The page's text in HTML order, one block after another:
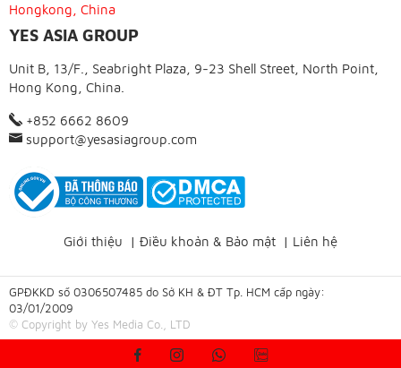
Hongkong, China
YES ASIA GROUP
Unit B, 13/F., Seabright Plaza, 9-23 Shell Street, North Point,
Hong Kong, China.
+852 6662 8609
support@yesasiagroup.com
Giới thiệu | Điều khoản & Bảo mật | Liên hệ
GPĐKKD số 0306507485 do Sở KH & ĐT Tp. HCM cấp ngày:
03/01/2009
© Copyright by Yes Media Co., LTD